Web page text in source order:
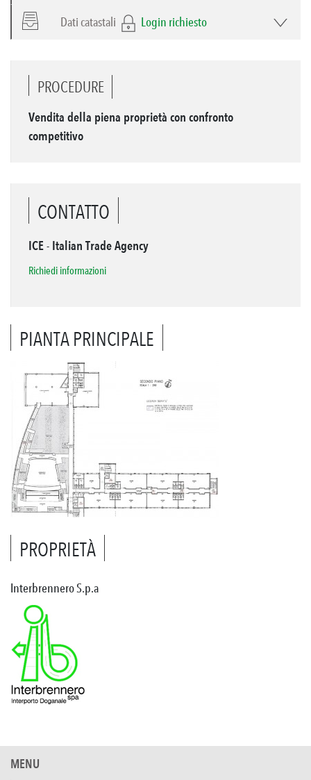
Dati catastali Login richiesto
PROCEDURE
Vendita della piena proprietà con confronto
competitivo
CONTATTO
ICE - Italian Trade Agency
Richiedi informazioni
PIANTA PRINCIPALE
PROPRIETÀ
Interbrennero S.p.a
MENU